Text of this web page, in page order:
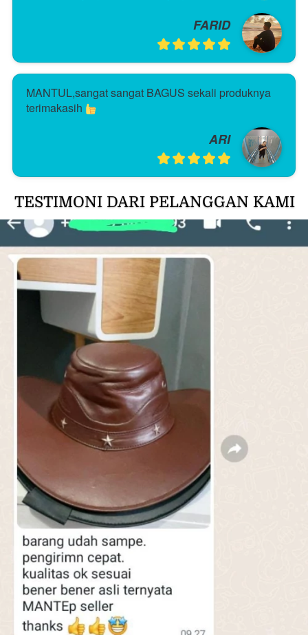
FARID
MANTUL,sangat sangat BAGUS sekali produknya
terimakasih
ARI
TESTIMONI DARI PELANGGAN KAMI